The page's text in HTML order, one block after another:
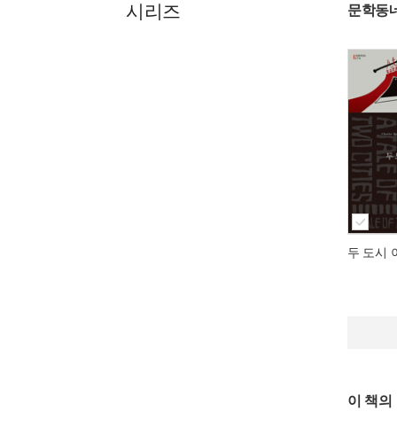
시리즈 문학동
두 도시
이 책의